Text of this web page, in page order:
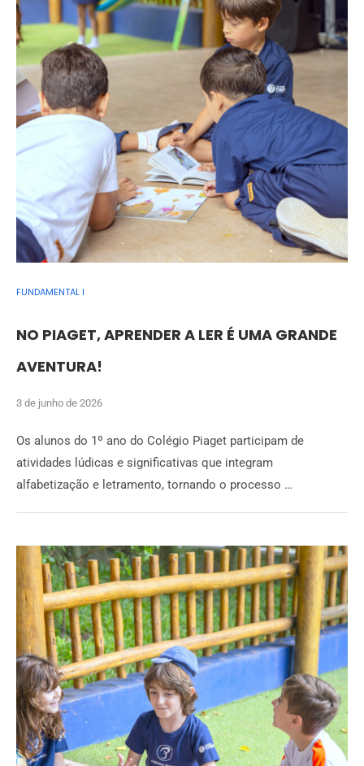
FUNDAMENTAL I
NO PIAGET, APRENDER A LER É UMA GRANDE
AVENTURA!
3 de junho de 2026
Os alunos do 1º ano do Colégio Piaget participam de
atividades lúdicas e significativas que integram
alfabetização e letramento, tornando o processo …